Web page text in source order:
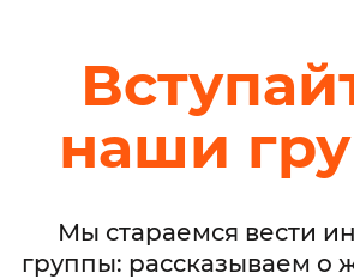
наши
Мы стараемся вести
группы: рассказываем о